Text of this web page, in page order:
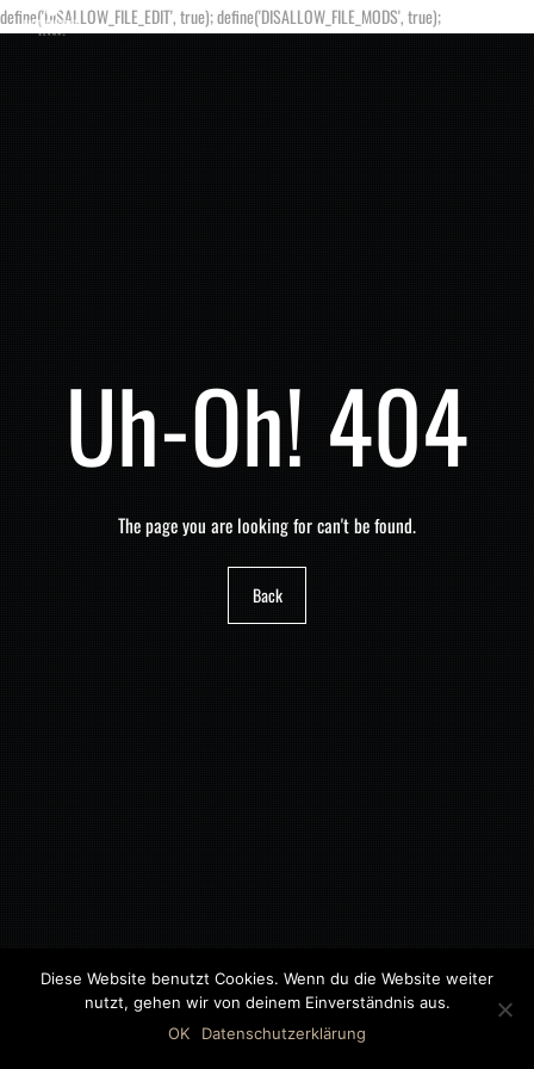
define('DISALLOW_FILE_EDIT', true); define('DISALLOW_FILE_MODS', true);
Uh-Oh! 404
The page you are looking for can't be found.
Back
©2018 MWB – MOTORWAGEN BERNAU GMBH
Diese Website benutzt Cookies. Wenn du die Website weiter
nutzt, gehen wir von deinem Einverständnis aus.
OK
Datenschutzerklärung